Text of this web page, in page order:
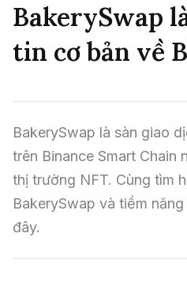
Tin Tức Bitcoin
Tin Tức Altcoin
Tin Tức Thị Trường
ATM Analytics
Phân Tích Bitcoin
Phân Tích Ethereum
Phân Tích Thị Trường
Thuật Ngữ Cơ Bản
Kiến Thức Tổng Hợp
Kinh Nghiệm Đầu Tư
Công Cụ Đầu Tư
Chỉ Báo Kỹ Thuật
Nến & Price Action
Săn Gem
Airdrop
GameFi
Sign in
BakerySwap
tin cơ bản về
BakerySwap là sàn giao
trên Binance Smart Chain
thị trường NFT. Cùng tìm
BakerySwap và tiềm
đây.